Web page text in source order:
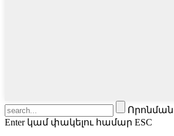
Enter կամ փակելու համար ESC